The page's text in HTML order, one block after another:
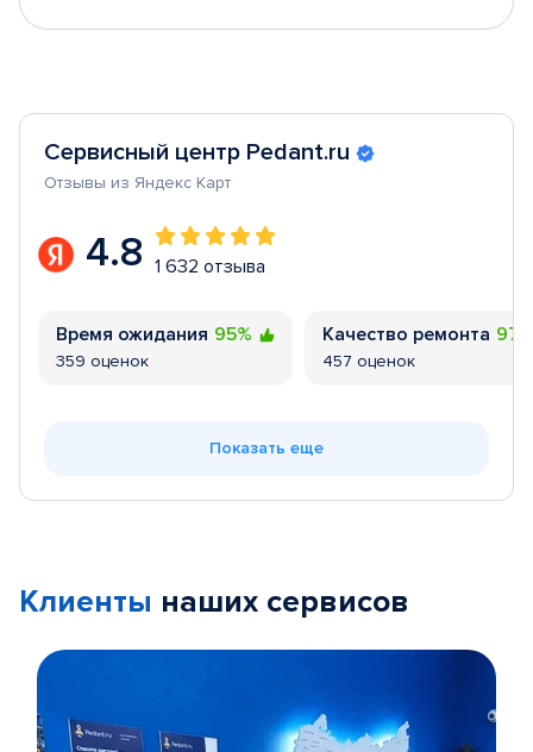
Сервисный центр Pedant.ru
Отзывы из Яндекс Карт
4.8 1 632 отзыва
Время ожидания 95%
359 оценок
Качество ремонта
457 оценок
Показать еще
Клиенты наших сервисов